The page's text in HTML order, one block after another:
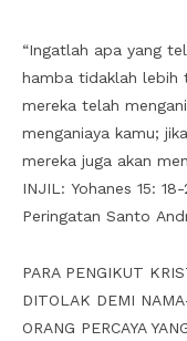
“Ingatlah apa yang
hamba tidaklah lebih
mereka telah
menganiaya kamu;
mereka juga akan
INJIL: Yohanes 15:
Peringatan Santo
PARA PENGIKUT
DITOLAK DEMI
ORANG PERCAYA